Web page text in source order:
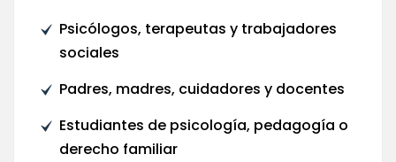
Psicólogos, terapeutas y trabajadores
sociales
Padres, madres, cuidadores y docentes
Estudiantes de psicología, pedagogía o
derecho familiar